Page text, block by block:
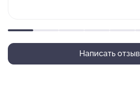
Написать отзыв